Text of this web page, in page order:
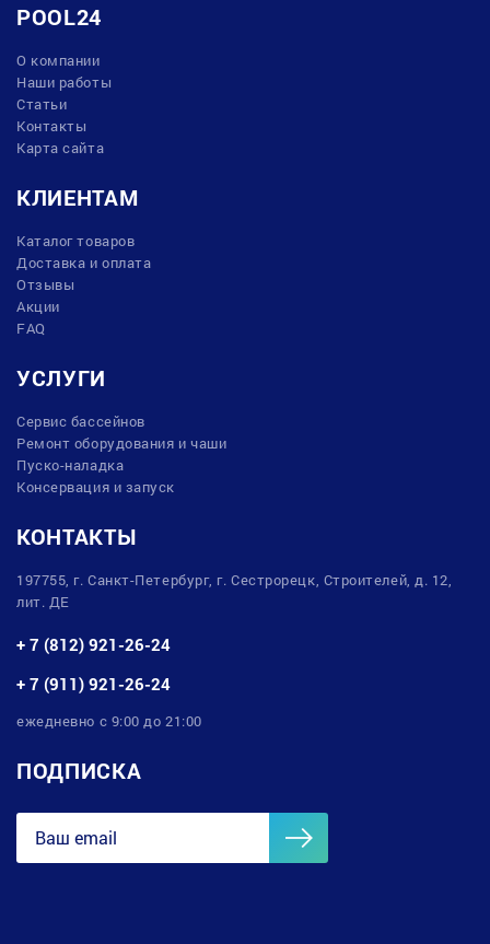
POOL24
О компании
Наши работы
Статьи
Контакты
Карта сайта
КЛИЕНТАМ
Каталог товаров
Доставка и оплата
Отзывы
Акции
FAQ
УСЛУГИ
Сервис бассейнов
Ремонт оборудования и чаши
Пуско-наладка
Консервация и запуск
КОНТАКТЫ
197755, г. Санкт-Петербург, г. Сестрорецк, Строителей, д. 12,
лит. ДЕ
+ 7 (812) 921-26-24
+ 7 (911) 921-26-24
ежедневно с 9:00 до 21:00
ПОДПИСКА